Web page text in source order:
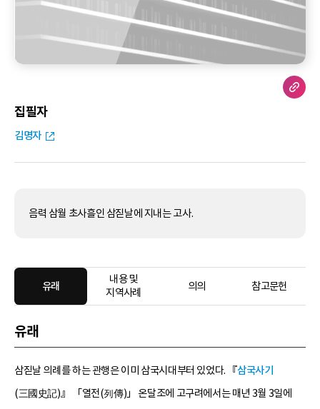
집필자
김명자
음력 삼월 초사흘인 삼짇날에 지내는 고사.
유래
내용 및
지역사례
의의 참고문헌
유래
삼짇날 의례를 하는 관행은 이미 삼국시대부터 있었다. 『삼국사기
(三國史記)』 「열전(列傳)」 온달조에 고구려에서는 매년 3월 3일에